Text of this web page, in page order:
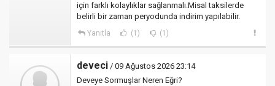
için farklı kolaylıklar sağlanmalı.Misal taksilerde
belirli bir zaman peryodunda indirim yapılabilir.
Yanıtla (1) (1)
deveci / 09 Ağustos 2026 23:14
Deveye Sormuşlar Neren Eğri?